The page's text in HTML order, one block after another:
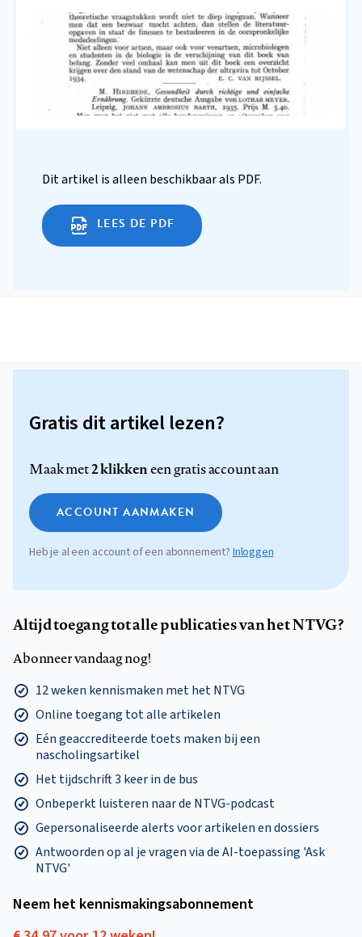
Dit artikel is alleen beschikbaar als PDF.
LEES DE PDF
Gratis dit artikel lezen?
Maak met2 klikkeneen gratis account aan
ACCOUNT AANMAKEN
Heb je al een account of een abonnement? Inloggen
Altijd toegang tot alle publicaties van het NTVG?
Abonneer vandaag nog!
12 weken kennismaken met het NTVG
Online toegang tot alle artikelen
Eén geaccrediteerde toets maken bij een
nascholingsartikel
Het tijdschrift 3 keer in de bus
Onbeperkt luisteren naar de NTVG-podcast
Gepersonaliseerde alerts voor artikelen en dossiers
Antwoorden op al je vragen via de AI-toepassing 'Ask
NTVG'
Neem het kennismakings­abonnement